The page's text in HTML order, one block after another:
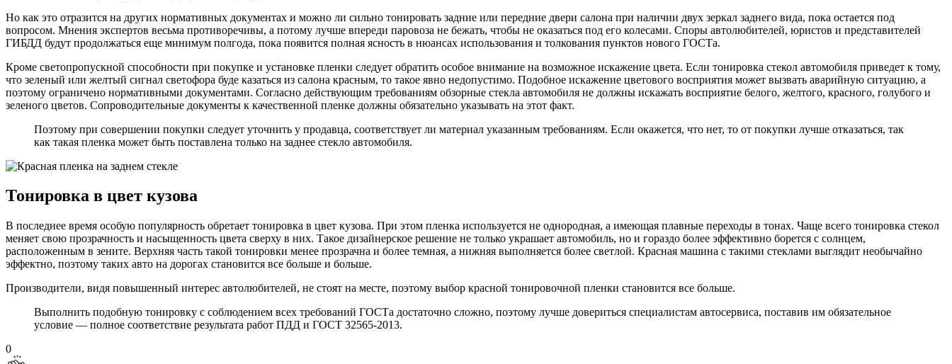
Но как это отразится на других нормативных документах и можно ли сильно тонировать задние или передние двери салона при наличии двух зеркал заднего вида, пока остается под
вопросом. Мнения экспертов весьма противоречивы, а потому лучше впереди паровоза не бежать, чтобы не оказаться под его колесами. Споры автолюбителей, юристов и представителей
ГИБДД будут продолжаться еще минимум полгода, пока появится полная ясность в нюансах использования и толкования пунктов нового ГОСТа.
Кроме светопропускной способности при покупке и установке пленки следует обратить особое внимание на возможное искажение цвета. Если тонировка стекол автомобиля приведет к тому,
что зеленый или желтый сигнал светофора буде казаться из салона красным, то такое явно недопустимо. Подобное искажение цветового восприятия может вызвать аварийную ситуацию, а
поэтому ограничено нормативными документами. Согласно действующим требованиям обзорные стекла автомобиля не должны искажать восприятие белого, желтого, красного, голубого и
зеленого цветов. Сопроводительные документы к качественной пленке должны обязательно указывать на этот факт.
Поэтому при совершении покупки следует уточнить у продавца, соответствует ли материал указанным требованиям. Если окажется, что нет, то от покупки лучше отказаться, так
как такая пленка может быть поставлена только на заднее стекло автомобиля.
Тонировка в цвет кузова
В последнее время особую популярность обретает тонировка в цвет кузова. При этом пленка используется не однородная, а имеющая плавные переходы в тонах. Чаще всего тонировка стекол
меняет свою прозрачность и насыщенность цвета сверху в них. Такое дизайнерское решение не только украшает автомобиль, но и гораздо более эффективно борется с солнцем,
расположенным в зените. Верхняя часть такой тонировки менее прозрачна и более темная, а нижняя выполняется более светлой. Красная машина с такими стеклами выглядит необычайно
эффектно, поэтому таких авто на дорогах становится все больше и больше.
Производители, видя повышенный интерес автолюбителей, не стоят на месте, поэтому выбор красной тонировочной пленки становится все больше.
Выполнить подобную тонировку с соблюдением всех требований ГОСТа достаточно сложно, поэтому лучше довериться специалистам автосервиса, поставив им обязательное
условие — полное соответствие результата работ ПДД и ГОСТ 32565-2013.
0